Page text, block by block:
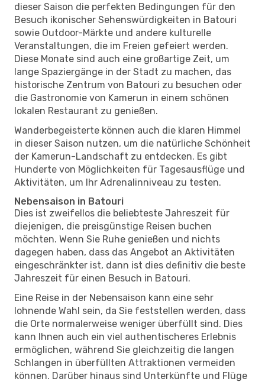
dieser Saison die perfekten Bedingungen für den
Besuch ikonischer Sehenswürdigkeiten in Batouri
sowie Outdoor-Märkte und andere kulturelle
Veranstaltungen, die im Freien gefeiert werden.
Diese Monate sind auch eine großartige Zeit, um
lange Spaziergänge in der Stadt zu machen, das
historische Zentrum von Batouri zu besuchen oder
die Gastronomie von Kamerun in einem schönen
lokalen Restaurant zu genießen.
Wanderbegeisterte können auch die klaren Himmel
in dieser Saison nutzen, um die natürliche Schönheit
der Kamerun-Landschaft zu entdecken. Es gibt
Hunderte von Möglichkeiten für Tagesausflüge und
Aktivitäten, um Ihr Adrenalinniveau zu testen.
Nebensaison in Batouri
Dies ist zweifellos die beliebteste Jahreszeit für
diejenigen, die preisgünstige Reisen buchen
möchten. Wenn Sie Ruhe genießen und nichts
dagegen haben, dass das Angebot an Aktivitäten
eingeschränkter ist, dann ist dies definitiv die beste
Jahreszeit für einen Besuch in Batouri.
Eine Reise in der Nebensaison kann eine sehr
lohnende Wahl sein, da Sie feststellen werden, dass
die Orte normalerweise weniger überfüllt sind. Dies
kann Ihnen auch ein viel authentischeres Erlebnis
ermöglichen, während Sie gleichzeitig die langen
Schlangen in überfüllten Attraktionen vermeiden
können. Darüber hinaus sind Unterkünfte und Flüge